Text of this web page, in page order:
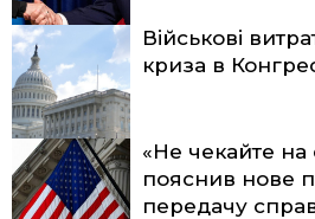
Військові
криза в
«Не чекайте на
пояснив нове
передачу